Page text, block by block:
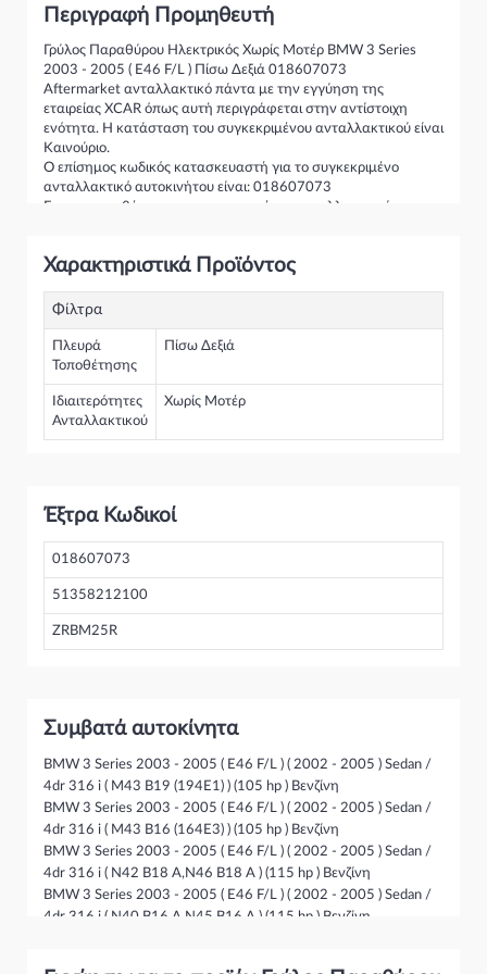
Περιγραφή Προμηθευτή
Γρύλος Παραθύρου Ηλεκτρικός Χωρίς Μοτέρ BMW 3 Series
2003 - 2005 ( E46 F/L ) Πίσω Δεξιά 018607073
Aftermarket ανταλλακτικό πάντα με την εγγύηση της
εταιρείας XCAR όπως αυτή περιγράφεται στην αντίστοιχη
ενότητα. Η κατάσταση του συγκεκριμένου ανταλλακτικού είναι
Καινούριο.
Ο επίσημος κωδικός κατασκευαστή για το συγκεκριμένο
ανταλλακτικό αυτοκινήτου είναι: 018607073
Για την τοποθέτηση του συγκεκριμένου ανταλλακτικού
ανταλλακτικό ταιριάζει στο αυτοκίνητό σας μην διστάσετε να
καθώς διαθέτουμε πλούσια γκάμα από Γρύλος Παραθύρου
& Αμορτισέρ Ανύψωσης
Χαρακτηριστικά Προϊόντος
Φίλτρα
Πλευρά
Τοποθέτησης
Πίσω Δεξιά
Ιδιαιτερότητες
Ανταλλακτικού
Χωρίς Μοτέρ
Έξτρα Κωδικοί
018607073
51358212100
ZRBM25R
Συμβατά αυτοκίνητα
BMW 3 Series 2003 - 2005 ( E46 F/L ) ( 2002 - 2005 ) Sedan /
4dr 316 i ( M43 B19 (194E1) ) (105 hp ) Βενζίνη
BMW 3 Series 2003 - 2005 ( E46 F/L ) ( 2002 - 2005 ) Sedan /
4dr 316 i ( M43 B16 (164E3) ) (105 hp ) Βενζίνη
BMW 3 Series 2003 - 2005 ( E46 F/L ) ( 2002 - 2005 ) Sedan /
4dr 316 i ( N42 B18 A,N46 B18 A ) (115 hp ) Βενζίνη
BMW 3 Series 2003 - 2005 ( E46 F/L ) ( 2002 - 2005 ) Sedan /
4dr 316 i ( N40 B16 A,N45 B16 A ) (115 hp ) Βενζίνη